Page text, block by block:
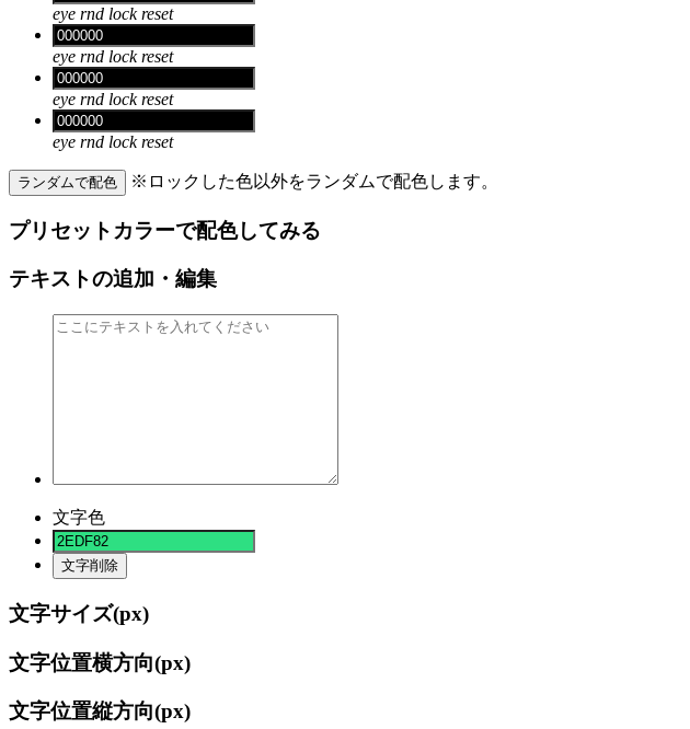
eye rnd lock reset
eye rnd lock reset
eye rnd lock reset
eye rnd lock reset
ランダムで配色 ※ロックした色以外をランダムで配色します。
プリセットカラーで配色してみる
テキストの追加・編集
文字色
文字削除
文字サイズ(px)
文字位置横方向(px)
文字位置縦方向(px)